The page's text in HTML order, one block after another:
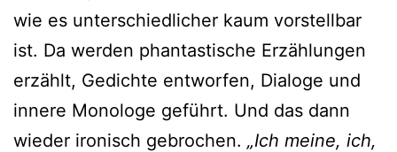
wie es unterschiedlicher kaum vorstellbar
ist. Da werden phantastische Erzählungen
erzählt, Gedichte entworfen, Dialoge und
innere Monologe geführt. Und das dann
wieder ironisch gebrochen. „Ich meine, ich,